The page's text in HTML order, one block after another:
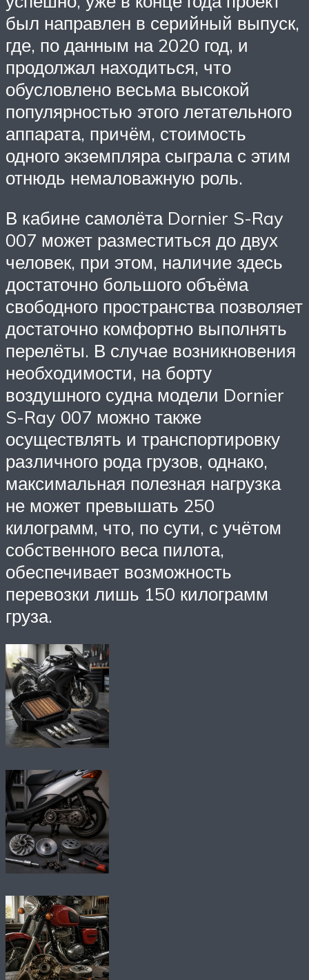
был направлен в серийный выпуск,
где, по данным на 2020 год, и
продолжал находиться, что
обусловлено весьма высокой
популярностью этого летательного
аппарата, причём, стоимость
одного экземпляра сыграла с этим
отнюдь немаловажную роль.
В кабине самолёта Dornier S-Ray
007 может разместиться до двух
человек, при этом, наличие здесь
достаточно большого объёма
свободного пространства позволяет
достаточно комфортно выполнять
перелёты. В случае возникновения
необходимости, на борту
воздушного судна модели Dornier
S-Ray 007 можно также
осуществлять и транспортировку
различного рода грузов, однако,
максимальная полезная нагрузка
не может превышать 250
килограмм, что, по сути, с учётом
собственного веса пилота,
обеспечивает возможность
перевозки лишь 150 килограмм
груза.